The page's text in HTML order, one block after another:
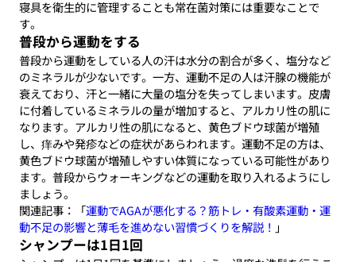
寝具を衛生的に管理することも常在菌対策には重要なことで
す。
普段から運動をする
普段から運動をしている人の汗は水分の割合が多く、塩分など
のミネラルが少ないです。一方、運動不足の人は汗腺の機能が
衰えており、汗と一緒に大量の塩分を失ってしまいます。皮膚
に付着しているミネラルの量が増加すると、アルカリ性の肌に
なります。アルカリ性の肌になると、黄色ブドウ球菌が増殖
し、痒みや発疹などの症状があらわれます。運動不足の方は、
黄色ブドウ球菌が増殖しやすい体質になっている可能性があり
ます。普段からウォーキングなどの運動を取り入れるようにし
ましょう。
関連記事：「運動でAGAが悪化する？筋トレ・有酸素運動・運
動不足の影響と薄毛を進めない習慣づくりを解説！ 」
シャンプーは1日1回